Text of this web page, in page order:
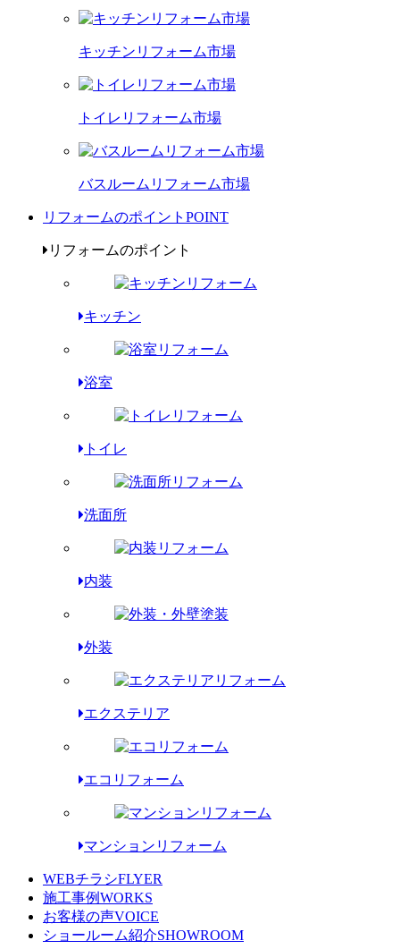
キッチンリフォーム市場
トイレリフォーム市場
バスルームリフォーム市場
リフォームのポイント POINT
リフォームのポイント
キッチン
浴室
トイレ
洗面所
内装
外装
エクステリア
エコリフォーム
マンションリフォーム
WEBチラシFLYER
施工事例WORKS
お客様の声VOICE
ショールーム紹介SHOWROOM